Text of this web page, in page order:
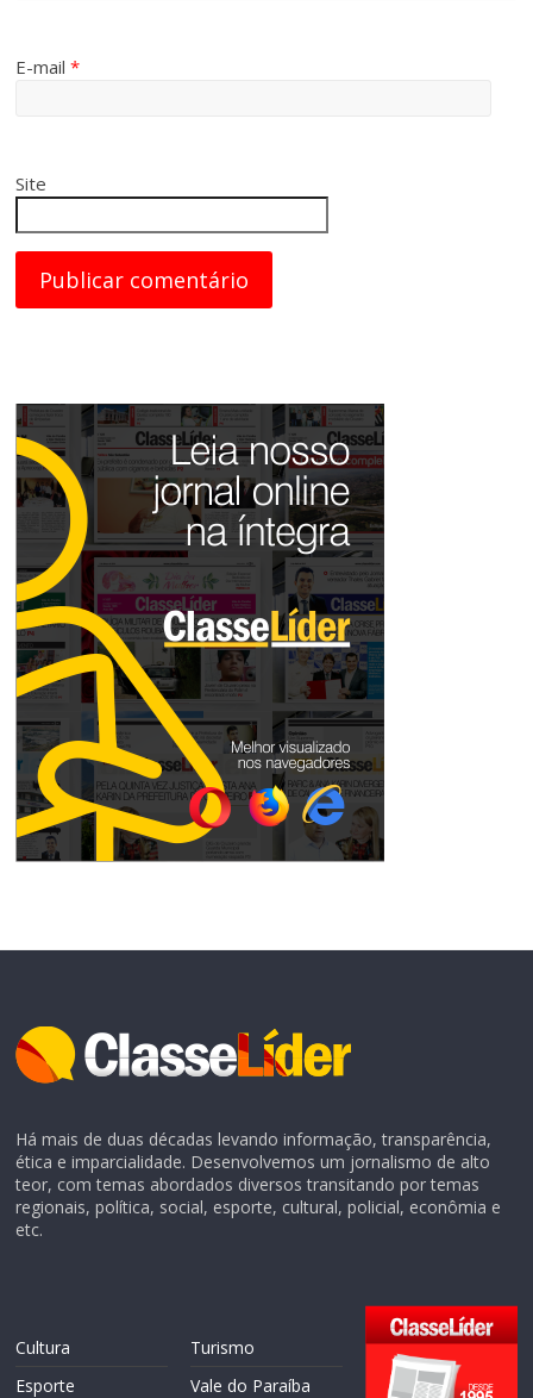
E-mail*
Site
Há mais de duas décadas levando informação, transparência,
ética e imparcialidade. Desenvolvemos um jornalismo de alto
teor, com temas abordados diversos transitando por temas
regionais, política, social, esporte, cultural, policial, econômia e
etc.
Cultura
Esporte
Turismo
Vale do Paraíba